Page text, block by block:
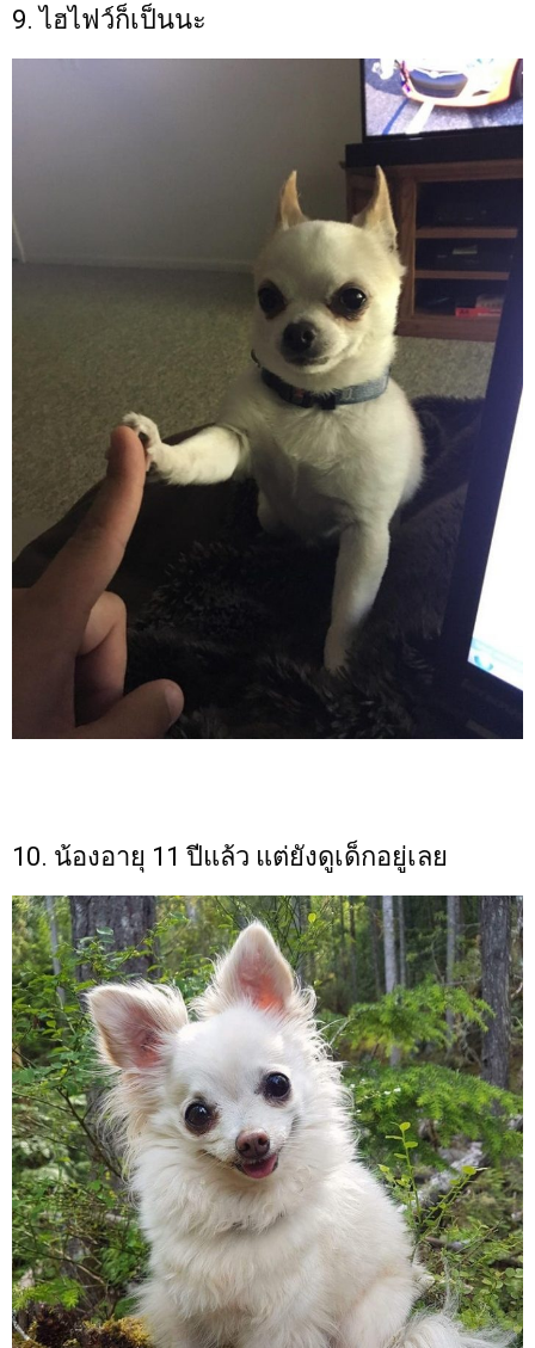
9. ไฮไฟว์ก็เป็นนะ
10. น้องอายุ 11 ปีแล้ว แต่ยังดูเด็กอยู่เลย